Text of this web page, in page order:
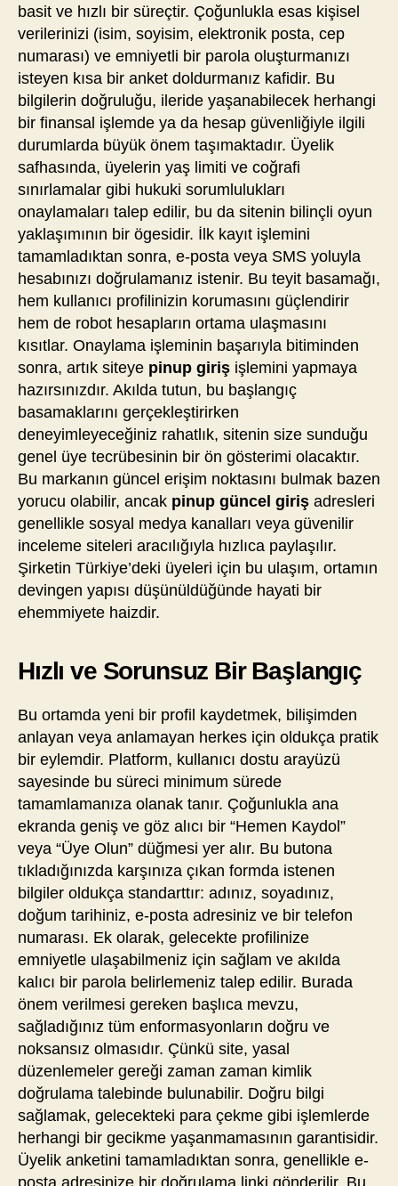
basit ve hızlı bir süreçtir. Çoğunlukla esas kişisel
verilerinizi (isim, soyisim, elektronik posta, cep
numarası) ve emniyetli bir parola oluşturmanızı
isteyen kısa bir anket doldurmanız kafidir. Bu
bilgilerin doğruluğu, ileride yaşanabilecek herhangi
bir finansal işlemde ya da hesap güvenliğiyle ilgili
durumlarda büyük önem taşımaktadır. Üyelik
safhasında, üyelerin yaş limiti ve coğrafi
sınırlamalar gibi hukuki sorumlulukları
onaylamaları talep edilir, bu da sitenin bilinçli oyun
yaklaşımının bir ögesidir. İlk kayıt işlemini
tamamladıktan sonra, e-posta veya SMS yoluyla
hesabınızı doğrulamanız istenir. Bu teyit basamağı,
hem kullanıcı profilinizin korumasını güçlendirir
hem de robot hesapların ortama ulaşmasını
kısıtlar. Onaylama işleminin başarıyla bitiminden
sonra, artık siteye pinup giriş işlemini yapmaya
hazırsınızdır. Akılda tutun, bu başlangıç
basamaklarını gerçekleştirirken
deneyimleyeceğiniz rahatlık, sitenin size sunduğu
genel üye tecrübesinin bir ön gösterimi olacaktır.
Bu markanın güncel erişim noktasını bulmak bazen
yorucu olabilir, ancak pinup güncel giriş adresleri
genellikle sosyal medya kanalları veya güvenilir
inceleme siteleri aracılığıyla hızlıca paylaşılır.
Şirketin Türkiye’deki üyeleri için bu ulaşım, ortamın
devingen yapısı düşünüldüğünde hayati bir
ehemmiyete haizdir.
Hızlı ve Sorunsuz Bir Başlangıç
Bu ortamda yeni bir profil kaydetmek, bilişimden
anlayan veya anlamayan herkes için oldukça pratik
bir eylemdir. Platform, kullanıcı dostu arayüzü
sayesinde bu süreci minimum sürede
tamamlamanıza olanak tanır. Çoğunlukla ana
ekranda geniş ve göz alıcı bir “Hemen Kaydol”
veya “Üye Olun” düğmesi yer alır. Bu butona
tıkladığınızda karşınıza çıkan formda istenen
bilgiler oldukça standarttır: adınız, soyadınız,
doğum tarihiniz, e-posta adresiniz ve bir telefon
numarası. Ek olarak, gelecekte profilinize
emniyetle ulaşabilmeniz için sağlam ve akılda
kalıcı bir parola belirlemeniz talep edilir. Burada
önem verilmesi gereken başlıca mevzu,
sağladığınız tüm enformasyonların doğru ve
noksansız olmasıdır. Çünkü site, yasal
düzenlemeler gereği zaman zaman kimlik
doğrulama talebinde bulunabilir. Doğru bilgi
sağlamak, gelecekteki para çekme gibi işlemlerde
herhangi bir gecikme yaşanmamasının garantisidir.
Üyelik anketini tamamladıktan sonra, genellikle e-